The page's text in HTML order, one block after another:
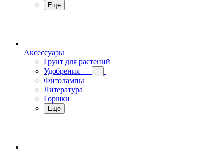
Еще
Аксессуары
Грунт для растений
Удобрения
Фитолампы
Литература
Горшки
Еще